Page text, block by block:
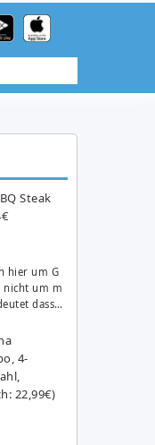
Steak
hier um G
um m
dass…
4-
22,99€)